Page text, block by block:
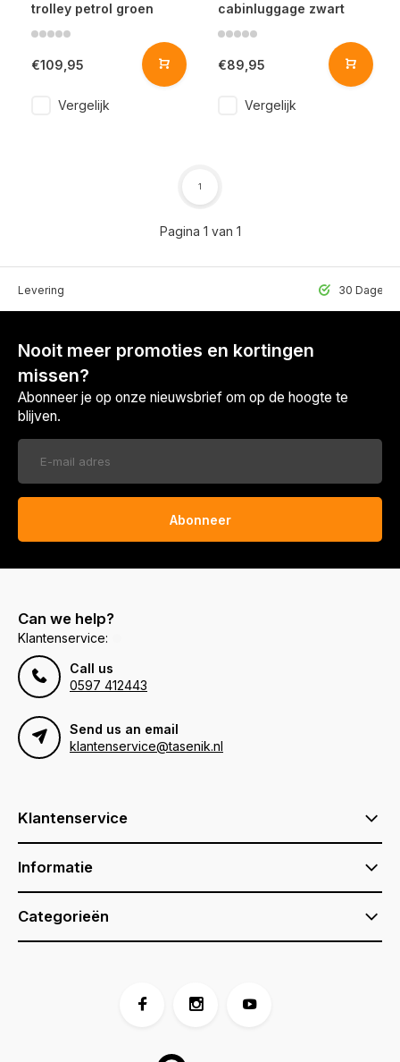
trolley petrol groen
€109,95
Vergelijk
cabinluggage zwart
€89,95
Vergelijk
Pagina 1 van 1
1
Levering 30 Dagen
Nooit meer promoties en kortingen
missen?
Abonneer je op onze nieuwsbrief om op de hoogte te
blijven.
Abonneer
Can we help?
Klantenservice:
Call us
0597 412443
Send us an email
klantenservice@tasenik.nl
Klantenservice
Informatie
Categorieën